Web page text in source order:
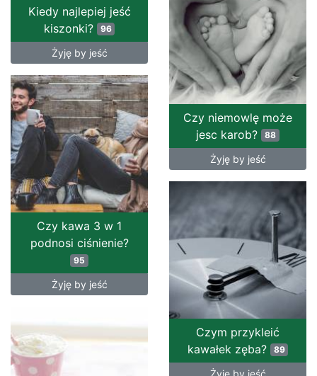
Kiedy najlepiej jeść
kiszonki?
96
Żyję by jeść
Czy niemowlę może
jesc karob? 88
Żyję by jeść
Czy kawa 3 w 1
podnosi ciśnienie?
95
Żyję by jeść
Czym przykleić
kawałek zęba?
89
Żyję by jeść